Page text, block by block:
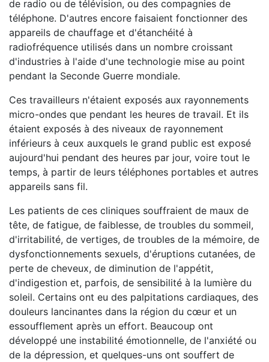
de radio ou de télévision, ou des compagnies de
téléphone. D'autres encore faisaient fonctionner des
appareils de chauffage et d'étanchéité à
radiofréquence utilisés dans un nombre croissant
d'industries à l'aide d'une technologie mise au point
pendant la Seconde Guerre mondiale.
Ces travailleurs n'étaient exposés aux rayonnements
micro-ondes que pendant les heures de travail. Et ils
étaient exposés à des niveaux de rayonnement
inférieurs à ceux auxquels le grand public est exposé
aujourd'hui pendant des heures par jour, voire tout le
temps, à partir de leurs téléphones portables et autres
appareils sans fil.
Les patients de ces cliniques souffraient de maux de
tête, de fatigue, de faiblesse, de troubles du sommeil,
d'irritabilité, de vertiges, de troubles de la mémoire, de
dysfonctionnements sexuels, d'éruptions cutanées, de
perte de cheveux, de diminution de l'appétit,
d'indigestion et, parfois, de sensibilité à la lumière du
soleil. Certains ont eu des palpitations cardiaques, des
douleurs lancinantes dans la région du cœur et un
essoufflement après un effort. Beaucoup ont
développé une instabilité émotionnelle, de l'anxiété ou
de la dépression, et quelques-uns ont souffert de